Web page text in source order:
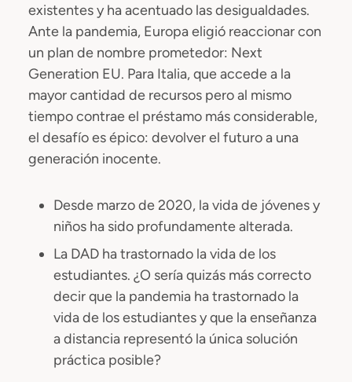
existentes y ha acentuado las desigualdades.
Ante la pandemia, Europa eligió reaccionar con
un plan de nombre prometedor: Next
Generation EU. Para Italia, que accede a la
mayor cantidad de recursos pero al mismo
tiempo contrae el préstamo más considerable,
el desafío es épico: devolver el futuro a una
generación inocente.
Desde marzo de 2020, la vida de jóvenes y
niños ha sido profundamente alterada.
La DAD ha trastornado la vida de los
estudiantes. ¿O sería quizás más correcto
decir que la pandemia ha trastornado la
vida de los estudiantes y que la enseñanza
a distancia representó la única solución
práctica posible?